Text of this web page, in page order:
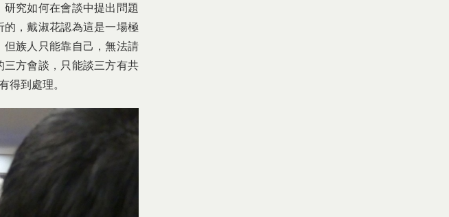
究如何在會談中提出問題
，戴淑花認為這是一場極
族人只能靠自己，無法請
方會談，只能談三方有共
得到處理。